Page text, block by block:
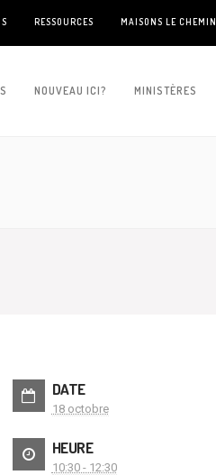
RESSOURCES MAISONS LE CHEMIN
NOUVEAU ICI? MINISTÈRES
DATE
18 octobre
HEURE
10:30 - 12:30